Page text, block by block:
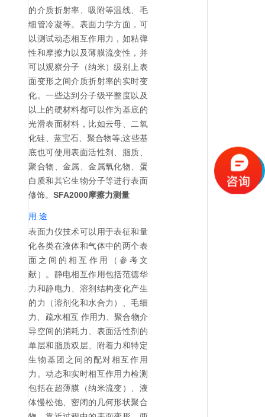
的介质折射率、吸附等温线、毛
细管冷凝等。表面力学方面，可
以测试动态相互作用力，如粘弹
性和摩擦力以及薄膜流变性，并
可以观察分子（纳米）级别上表
面变形之间介质折射率的实时变
化。一些达到分子级平整度以及
以上的硬材料都可以作为基底的
光滑表面材料，比如云母、二氧
化硅、蓝宝石、聚合物等;这些基
底也可使用表面活性剂、脂质、
聚合物、金属、金属氧化物、蛋
白质和其它生物分子等进行表面
修饰。SFA2000摩擦力测量
用 途
表面力仪技术可以用于表征和量
化各类在液体和气体中的两个表
面之间的相互作用（参考文
献）。静电相互作用包括范德华
力和静电力、溶剂结构变化产生
的力（溶剂化和水合力）、毛细
力、疏水相互 作用力、聚合物介
导空间的消耗力、表面活性剂的
单层和脂质双层、附着力和特定
生物基团之间的配对相互作用
力。动态和实时相互作用力检测
包括在超薄膜（纳米流变）、液
体慢松弛、密闭的几何形状聚合